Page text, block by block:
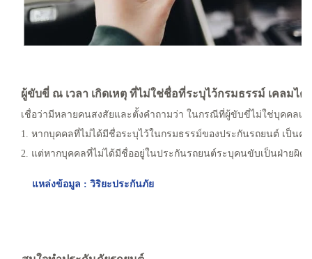
ผู้ขับขี่ ณ เวลา เกิดเหตุ ที่ไม่ใช่ชื่อที่ระบุไว้กรมธรรม์ เคลมได้
เชื่อว่ามีหลายคนสงสัยและตั้งคำถามว่า ในกรณีที่ผู้ขับขี่ไม่ใช่บุคคลเ
1. หากบุคคลที่ไม่ได้มีชื่อระบุไว้ในกรมธรรม์ของประกันรถยนต์ เป็น
2. แต่หากบุคคลที่ไม่ได้มีชื่ออยู่ในประกันรถยนต์ระบุคนขับเป็นฝ่ายผิ
แหล่งข้อมูล : วิริยะประกันภัย